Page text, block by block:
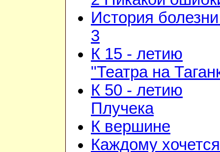
История
3
К 15 - летию
"Театра на
К 50 - летию
Плучека
К вершине
Каждому хочется